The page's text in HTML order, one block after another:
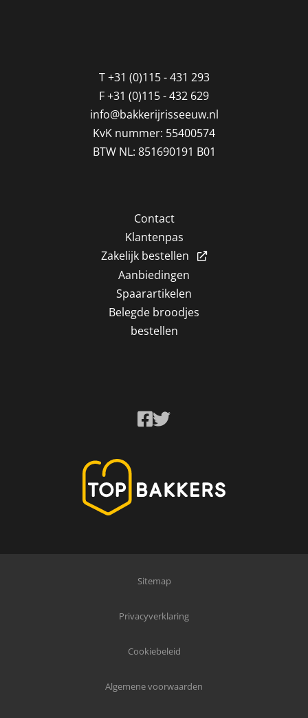
T+31 (0)115 - 431 293
F+31 (0)115 - 432 629
info@bakkerijrisseeuw.nl
KvK nummer: 55400574
BTW NL: 851690191 B01
Contact
Klantenpas
Zakelijk bestellen
Aanbiedingen
Spaarartikelen
Belegde broodjes
bestellen
Sitemap
Privacyverklaring
Cookiebeleid
Algemene voorwaarden